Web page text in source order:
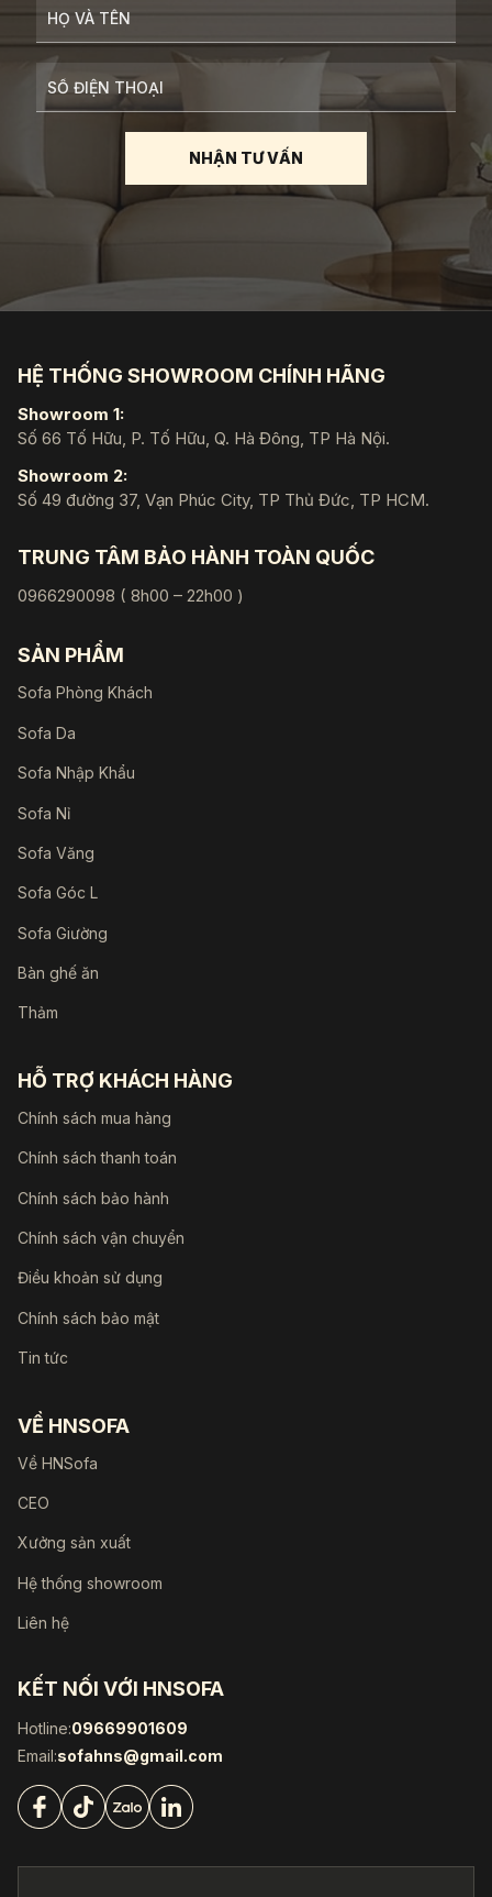
HỆ THỐNG SHOWROOM CHÍNH HÃNG
Showroom 1:
Số 66 Tố Hữu, P. Tố Hữu, Q. Hà Đông, TP Hà Nội.
Showroom 2:
Số 49 đường 37, Vạn Phúc City, TP Thủ Đức, TP HCM.
TRUNG TÂM BẢO HÀNH TOÀN QUỐC
0966290098 ( 8h00 – 22h00 )
SẢN PHẨM
Sofa Phòng Khách
Sofa Da
Sofa Nhập Khẩu
Sofa Nỉ
Sofa Văng
Sofa Góc L
Sofa Giường
Bàn ghế ăn
Thảm
HỖ TRỢ KHÁCH HÀNG
Chính sách mua hàng
Chính sách thanh toán
Chính sách bảo hành
Chính sách vận chuyển
Điều khoản sử dụng
Chính sách bảo mật
Tin tức
VỀ HNSOFA
Về HNSofa
CEO
Xưởng sản xuất
Hệ thống showroom
Liên hệ
KẾT NỐI VỚI HNSOFA
Hotline:09669901609
Email:sofahns@gmail.com